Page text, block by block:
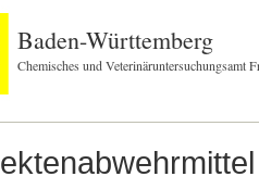
Baden-Württemberg
Chemisches und Veterinäruntersuchungsamt